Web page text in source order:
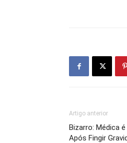
Artigo anterior
Bizarro: Médica
Após Fingir